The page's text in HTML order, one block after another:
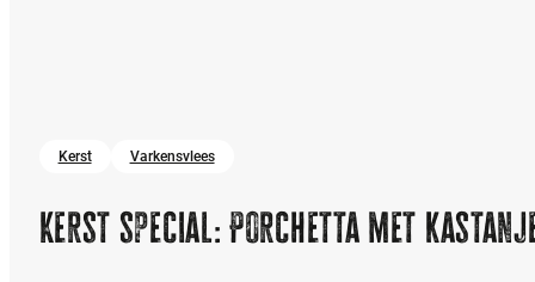
Kerst Varkensvlees
Kerst special: Porchetta met